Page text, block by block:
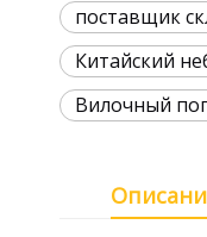
поставщик
Китайский
Вилочный